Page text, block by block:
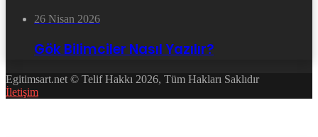
26 Nisan 2026
Gök Bilimciler Nasıl Yazılır?
Egitimsart.net © Telif Hakkı 2026, Tüm Hakları Saklıdır
İletişim